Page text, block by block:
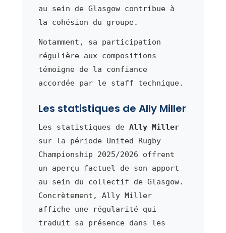
au sein de Glasgow contribue à
la cohésion du groupe.
Notamment, sa participation
régulière aux compositions
témoigne de la confiance
accordée par le staff technique.
Les statistiques de Ally Miller
Les statistiques de Ally Miller
sur la période United Rugby
Championship 2025/2026 offrent
un aperçu factuel de son apport
au sein du collectif de Glasgow.
Concrètement, Ally Miller
affiche une régularité qui
traduit sa présence dans les